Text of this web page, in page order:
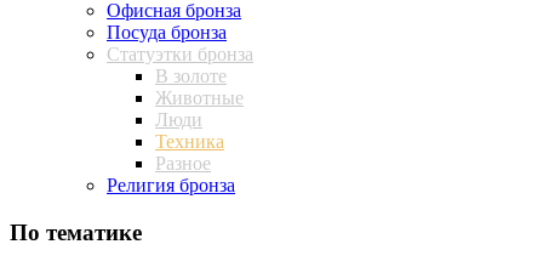
Офисная бронза
Посуда бронза
Статуэтки бронза
В золоте
Животные
Люди
Техника
Разное
Религия бронза
По тематике